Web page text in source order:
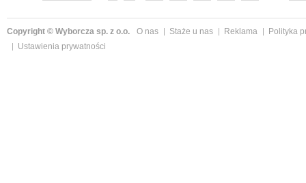
Copyright © Wyborcza sp. z o.o. O nas Staże u nas Reklama
Polityka
Ustawienia prywatności